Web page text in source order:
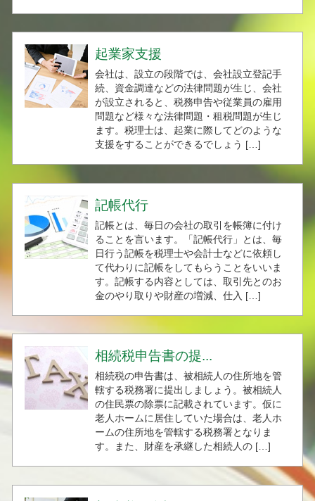
起業家支援
会社は、設立の段階では、会社設立登記手
続、資金調達などの法律問題が生じ、会社
が設立されると、税務申告や従業員の雇用
問題など様々な法律問題・租税問題が生じ
ます。税理士は、起業に際してどのような
支援をすることができるでしょう […]
記帳代行
記帳とは、毎日の会社の取引を帳簿に付け
ることを言います。「記帳代行」とは、毎
日行う記帳を税理士や会計士などに依頼し
て代わりに記帳をしてもらうことをいいま
す。記帳する内容としては、取引先とのお
金のやり取りや財産の増減、仕入 […]
相続税申告書の提...
相続税の申告書は、被相続人の住所地を管
轄する税務署に提出しましょう。被相続人
の住民票の除票に記載されています。仮に
老人ホームに居住していた場合は、老人ホ
ームの住所地を管轄する税務署となりま
す。また、財産を承継した相続人の […]